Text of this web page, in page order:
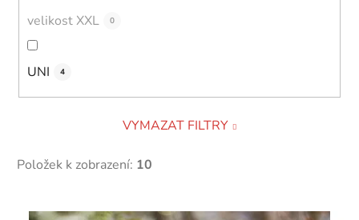
velikost XXL 0
UNI 4
VYMAZAT FILTRY
Položek k zobrazení: 10